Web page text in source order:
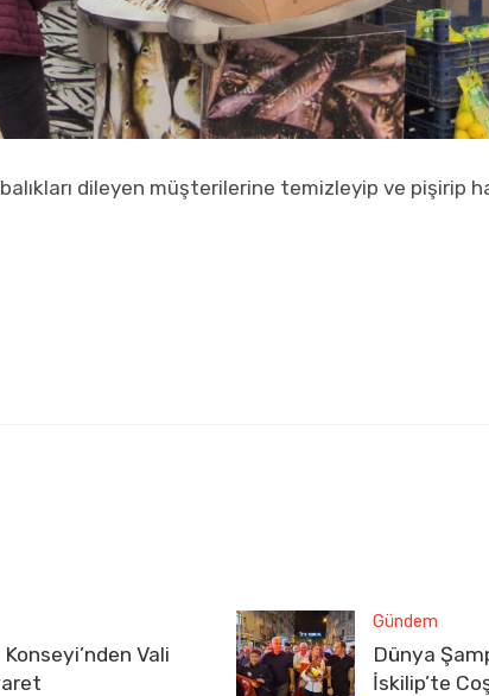
balıkları dileyen müşterilerine temizleyip ve pişirip
Vali
Gündem
Dünya
İskilip’te